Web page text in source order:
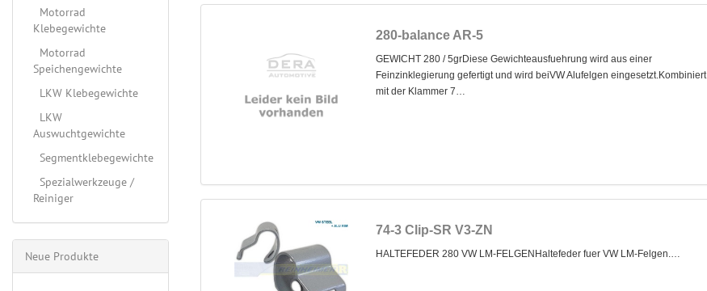
280-balance AR-5
GEWICHT 280 / 5grDiese Gewichteausfuehrung wird aus einer
Feinzinklegierung gefertigt und wird beiVW Alufelgen eingesetzt.Kombiniert
mit der Klammer 7…
74-3 Clip-SR V3-ZN
HALTEFEDER 280 VW LM-FELGENHaltefeder fuer VW LM-Felgen.…
Motorrad
Klebegewichte
Motorrad
Speichengewichte
LKW Klebegewichte
LKW
Auswuchtgewichte
Segmentklebegewichte
Spezialwerkzeuge /
Reiniger
Neue Produkte